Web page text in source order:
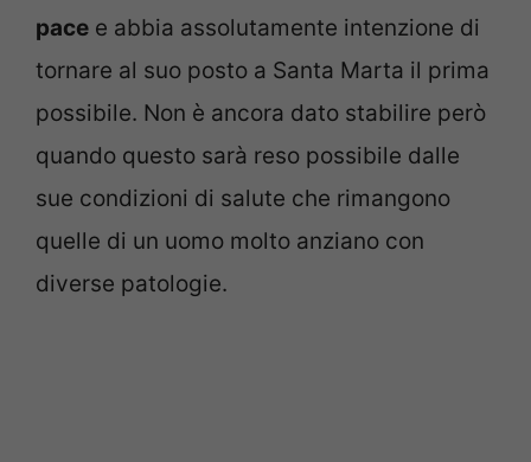
pace e abbia assolutamente intenzione di
tornare al suo posto a Santa Marta il prima
possibile. Non è ancora dato stabilire però
quando questo sarà reso possibile dalle
sue condizioni di salute che rimangono
quelle di un uomo molto anziano con
diverse patologie.